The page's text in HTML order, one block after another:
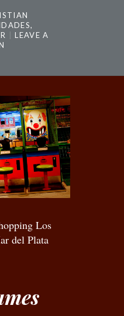
,
LEAVE A
Los
del Plata